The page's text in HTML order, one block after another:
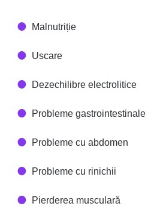
Malnutriție
Uscare
Dezechilibre electrolitice
Probleme gastrointestinale
Probleme cu abdomen
Probleme cu rinichii
Pierderea musculară